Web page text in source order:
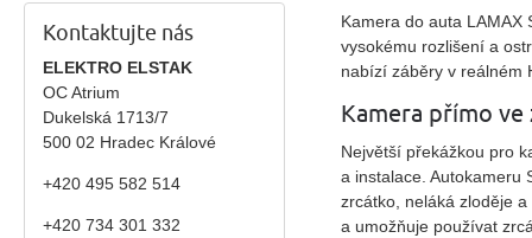
Kamera do auta
vysokému rozlišení a
nabízí záběry v reálném
Kamera přímo
Největší překážkou pro
a instalace. Autokameru
zrcátko, neláká zloděje
a umožňuje používat
Kontaktujte nás
ELEKTRO ELSTAK
OC Atrium
Dukelská 1713/7
500 02 Hradec Králové
+420 495 582 514
+420 734 301 332